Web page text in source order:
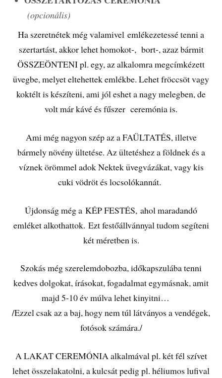
(opcionális)
Ha szeretnétek még valamivel emlékezetessé tenni a
szertartást, akkor lehet homokot-, bort-, azaz bármit
ÖSSZEÖNTENI pl. egy, az alkalomra megcímkézett
üvegbe, melyet eltehettek emlékbe. Lehet fröccsöt vagy
koktélt is készíteni, ami jól eshet a nagy melegben, de
volt már kávé és fűszer ceremónia is.
Ami még nagyon szép az a FAÜLTATÉS, illetve
bármely növény ültetése. Az ültetéshez a földnek és a
víznek örömmel adok Nektek üvegvázákat, vagy kis
cuki vödröt és locsolókannát.
Újdonság még a KÉP FESTÉS, ahol maradandó
emléket alkothattok. Ezt festőállvánnyal tudom segíteni
két méretben is.
Szokás még szerelemdobozba, időkapszulába tenni
kedves dolgokat, írásokat, fogadalmat egymásnak, amit
majd 5-10 év múlva lehet kinyitni…
/Ezzel csak az a baj, hogy nem túl látványos a vendégek,
fotósok számára./
A LAKAT CEREMÓNIA alkalmával pl. két fél szívet
lehet összelakatolni, a kulcsát pedig pl. héliumos lufival